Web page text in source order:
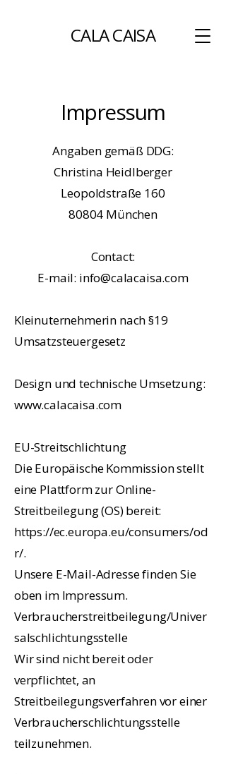
CALA CAISA
Impressum
Angaben gemäß DDG:
Christina Heidlberger
Leopoldstraße 160
80804 München
Contact:
E-mail: info@calacaisa.com
Kleinuternehmerin nach §19
Umsatzsteuergesetz
Design und technische Umsetzung:
www.calacaisa.com
EU-Streitschlichtung
Die Europäische Kommission stellt
eine Plattform zur Online-
Streitbeilegung (OS) bereit:
https://ec.europa.eu/consumers/od
r/.
Unsere E-Mail-Adresse finden Sie
oben im Impressum.
Verbraucherstreitbeilegung/Univer
salschlichtungsstelle
Wir sind nicht bereit oder
verpflichtet, an
Streitbeilegungsverfahren vor einer
Verbraucherschlichtungsstelle
teilzunehmen.